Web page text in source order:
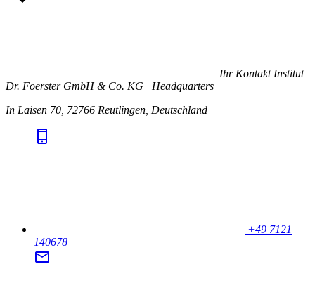
Ihr Kontakt Institut
Dr. Foerster GmbH & Co. KG | Headquarters
In Laisen 70, 72766 Reutlingen, Deutschland
+49 7121
140678